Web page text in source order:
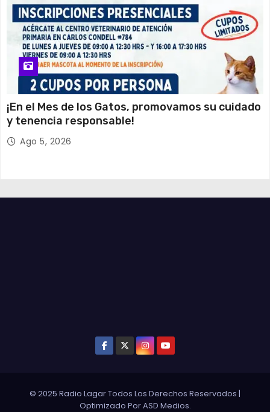
¡En el Mes de los Gatos, promovamos su cuidado
y tenencia responsable!
Ago 5, 2026
© 2025 Radio Lagar Todos Los Derechos Reservados |
Optimizado PorASD Medios.